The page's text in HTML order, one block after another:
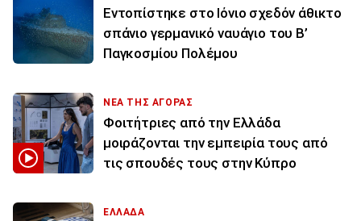
Εντοπίστηκε στο Ιόνιο σχεδόν άθικτο
σπάνιο γερμανικό ναυάγιο του Β’
Παγκοσμίου Πολέμου
ΝΕΑ ΤΗΣ ΑΓΟΡΑΣ
Φοιτήτριες από την Ελλάδα
μοιράζονται την εμπειρία τους από
τις σπουδές τους στην Κύπρο
ΕΛΛΑΔΑ